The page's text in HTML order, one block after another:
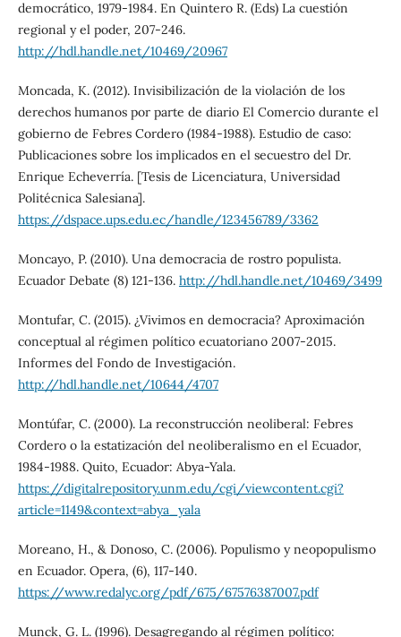
democrático, 1979-1984. En Quintero R. (Eds) La cuestión
regional y el poder, 207-246.
http://hdl.handle.net/10469/20967
Moncada, K. (2012). Invisibilización de la violación de los
derechos humanos por parte de diario El Comercio durante el
gobierno de Febres Cordero (1984-1988). Estudio de caso:
Publicaciones sobre los implicados en el secuestro del Dr.
Enrique Echeverría. [Tesis de Licenciatura, Universidad
Politécnica Salesiana].
https://dspace.ups.edu.ec/handle/123456789/3362
Moncayo, P. (2010). Una democracia de rostro populista.
Ecuador Debate (8) 121-136. http://hdl.handle.net/10469/3499
Montufar, C. (2015). ¿Vivimos en democracia? Aproximación
conceptual al régimen político ecuatoriano 2007-2015.
Informes del Fondo de Investigación.
http://hdl.handle.net/10644/4707
Montúfar, C. (2000). La reconstrucción neoliberal: Febres
Cordero o la estatización del neoliberalismo en el Ecuador,
1984-1988. Quito, Ecuador: Abya-Yala.
https://digitalrepository.unm.edu/cgi/viewcontent.cgi?
article=1149&context=abya_yala
Moreano, H., & Donoso, C. (2006). Populismo y neopopulismo
en Ecuador. Opera, (6), 117-140.
https://www.redalyc.org/pdf/675/67576387007.pdf
Munck, G. L. (1996). Desagregando al régimen político: